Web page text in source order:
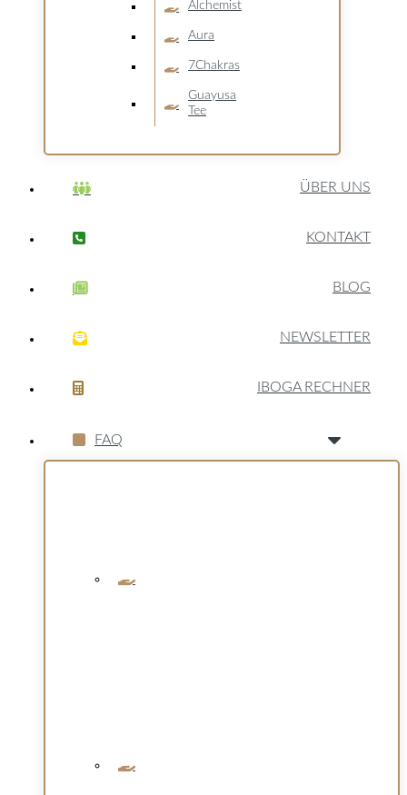
Alchemist
Aura
7Chakras
Guayusa
Tee
ÜBER UNS
KONTAKT
BLOG
NEWSLETTER
IBOGA RECHNER
FAQ